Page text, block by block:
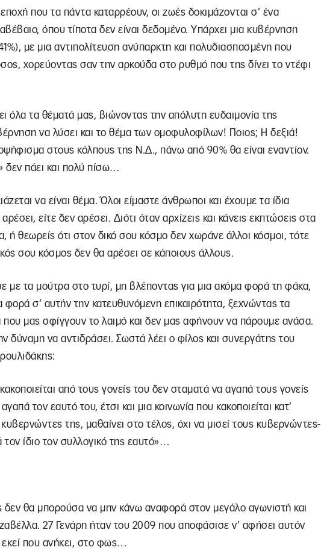
που τα πάντα καταρρέουν, οι ζωές δοκιμάζονται σ’ ένα
όπου τίποτα δεν είναι δεδομένο. Υπάρχει μια κυβέρνηση
με μια αντιπολίτευση ανύπαρκτη και πολυδιασπασμένη που
χορεύοντας σαν την αρκούδα στο ρυθμό που της δίνει το ντέφι
όλα τα θέματά μας, βιώνοντας την απόλυτη ευδαιμονία της
να λύσει και το θέμα των ομοφυλοφίλων! Ποιος; Η δεξιά!
στους κόλπους της Ν.Δ., πάνω από 90% θα είναι εναντίον.
δεν πάει και πολύ πίσω…
να είναι θέμα. Όλοι είμαστε άνθρωποι και έχουμε τα ίδια
είτε δεν αρέσει. Διότι όταν αρχίζεις και κάνεις εκπτώσεις στα
ή θεωρείς ότι στον δικό σου κόσμο δεν χωράνε άλλοι κόσμοι, τότε
σου κόσμος δεν θα αρέσει σε κάποιους άλλους.
με τα μούτρα στο τυρί, μη βλέποντας για μια ακόμα φορά τη φάκα,
φορά σ’ αυτήν την κατευθυνόμενη επικαιρότητα, ξεχνώντας τα
που μας σφίγγουν το λαιμό και δεν μας αφήνουν να πάρουμε ανάσα.
δύναμη να αντιδράσει. Σωστά λέει ο φίλος και συνεργάτης του
από τους γονείς του δεν σταματά να αγαπά τους γονείς
τον εαυτό του, έτσι και μια κοινωνία που κακοποιείται κατ’
της, μαθαίνει στο τέλος, όχι να μισεί τους κυβερνώντες-
τον ίδιο τον συλλογικό της εαυτό»…
δεν θα μπορούσα να μην κάνω αναφορά στον μεγάλο αγωνιστή και
27 Γενάρη ήταν του 2009 που αποφάσισε ν’ αφήσει αυτόν
εκεί που ανήκει, στο φως…